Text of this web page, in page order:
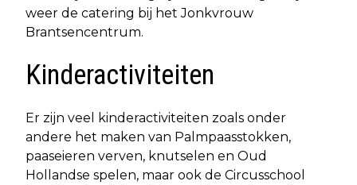
weer de catering bij het Jonkvrouw
Brantsencentrum.
Kinderactiviteiten
Er zijn veel kinderactiviteiten zoals onder
andere het maken van Palmpaasstokken,
paaseieren verven, knutselen en Oud
Hollandse spelen, maar ook de Circusschool